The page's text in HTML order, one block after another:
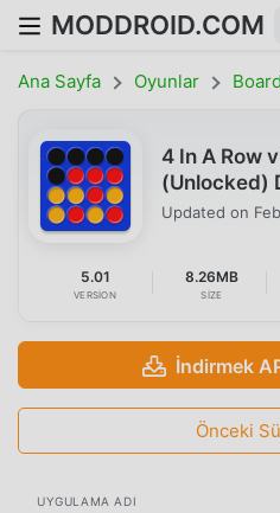
MODDROID.COM
Ana Sayfa Oyunlar Board
4 In A Row
(Unlocked)
Updated on
5.01
VERSION
8.26MB
SIZE
İndirmek
Önceki
UYGULAMA ADI